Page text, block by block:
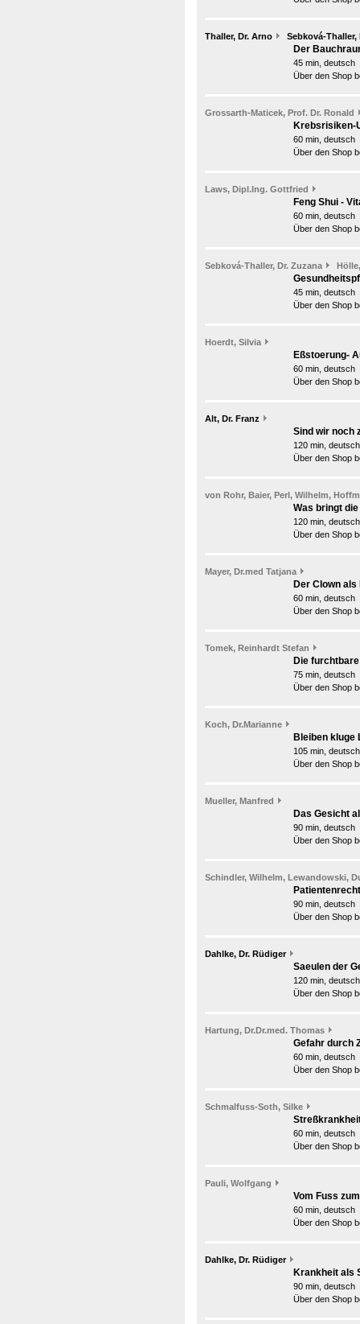
Thaller, Dr. Arno Sebková-Thaller,
Der
45 min, deutsch
Über den Shop
Grossarth-Maticek, Prof. Dr. Ronald
Krebsrisiken-
60 min, deutsch
Über den Shop
Laws, Dipl.Ing. Gottfried
Feng Shui -
60 min, deutsch
Über den Shop
Sebková-Thaller, Dr. Zuzana
45 min, deutsch
Über den Shop
Hoerdt, Silvia
Eßstoerung-
60 min, deutsch
Über den Shop
Alt, Dr. Franz
Sind wir noch
120 min, deutsch
Über den Shop
von Rohr, Baier, Perl, Wilhelm,
Was bringt
120 min, deutsch
Über den Shop
Mayer, Dr.med Tatjana
Der Clown als
60 min, deutsch
Über den Shop
Tomek, Reinhardt Stefan
Die
75 min, deutsch
Über den Shop
Koch, Dr.Marianne
Bleiben kluge
105 min, deutsch
Über den Shop
Mueller, Manfred
Das Gesicht
90 min, deutsch
Über den Shop
Schindler, Wilhelm, Lewandowski,
90 min, deutsch
Über den Shop
Dahlke, Dr. Rüdiger
Saeulen der
120 min, deutsch
Über den Shop
Hartung, Dr.Dr.med. Thomas
Gefahr durch
60 min, deutsch
Über den Shop
Schmalfuss-Soth, Silke
60 min, deutsch
Über den Shop
Pauli, Wolfgang
Vom Fuss
60 min, deutsch
Über den Shop
Dahlke, Dr. Rüdiger
Krankheit als
90 min, deutsch
Über den Shop